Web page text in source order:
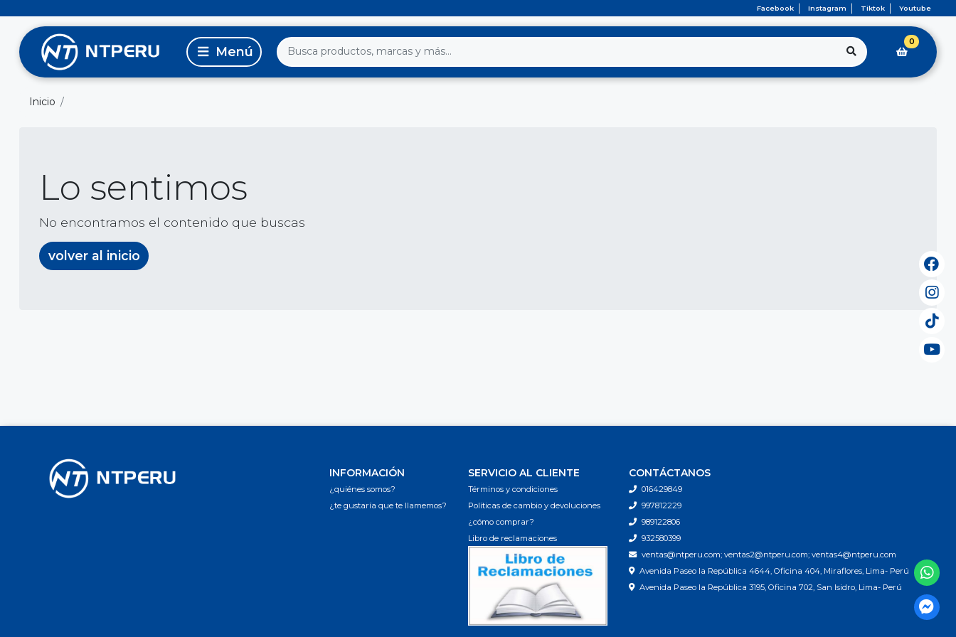
Facebook Instagram Tiktok Youtube
0
Inicio
Lo sentimos
No encontramos el contenido que buscas
volver al inicio
INFORMACIÓN
¿quiénes somos?
¿te gustaría que te llamemos?
SERVICIO AL CLIENTE
Términos y condiciones
Políticas de cambio y devoluciones
¿cómo comprar?
Libro de reclamaciones
CONTÁCTANOS
016429849
997812229
989122806
932580399
ventas@ntperu.com; ventas2@ntperu.com; ventas4@ntperu.com
Avenida Paseo la República 4644, Oficina 404, Miraflores, Lima- Perú
Avenida Paseo la República 3195, Oficina 702, San Isidro, Lima- Perú